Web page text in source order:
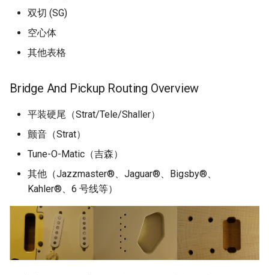
双切 (SG)
空心体
其他表格
Bridge And Pickup Routing Overview
平装硬尾（Strat/Tele/Shaller）
颤音（Strat）
Tune-O-Matic（吉森）
其他（Jazzmaster®、Jaguar®、Bigsby®、
Kahler®、6 号线等）